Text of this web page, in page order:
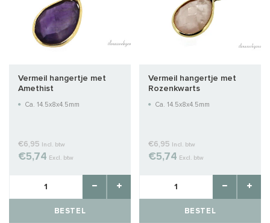
Vermeil hangertje met
Amethist
Ca. 14.5x8x4.5mm
€6,95 Incl. btw
€5,74 Excl. btw
BESTEL
Vermeil hangertje met
Rozenkwarts
Ca. 14.5x8x4.5mm
€6,95 Incl. btw
€5,74 Excl. btw
BESTEL